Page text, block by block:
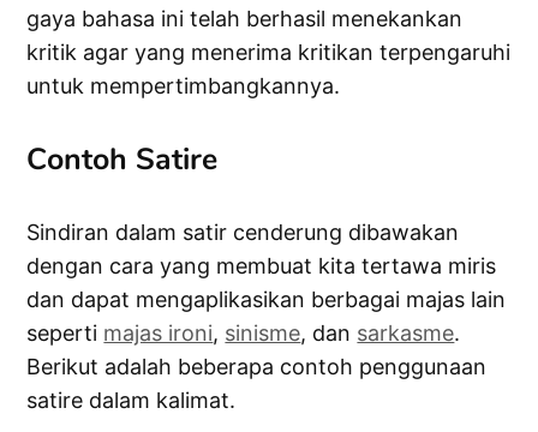
gaya bahasa ini telah berhasil menekankan
kritik agar yang menerima kritikan terpengaruhi
untuk mempertimbangkannya.
Contoh Satire
Sindiran dalam satir cenderung dibawakan
dengan cara yang membuat kita tertawa miris
dan dapat mengaplikasikan berbagai majas lain
seperti majas ironi, sinisme, dan sarkasme.
Berikut adalah beberapa contoh penggunaan
satire dalam kalimat.